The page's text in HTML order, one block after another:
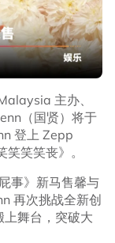
主办、
（国贤）将于
登上 Zepp
笑笑丧》。
事》新马售馨与
再次挑战全新创
上舞台，突破大